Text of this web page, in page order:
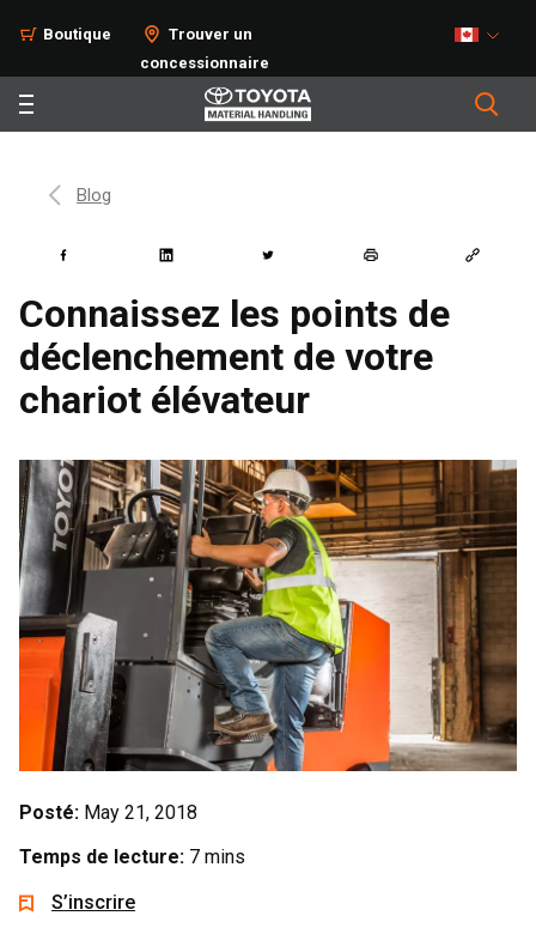
Boutique
Trouver un
concessionnaire
Blog
Connaissez les points de
déclenchement de votre
chariot élévateur
Posté: May 21, 2018
Temps de lecture: 7 mins
S’inscrire